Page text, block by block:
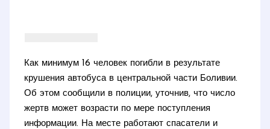
Как минимум 16 человек погибли в результате
крушения автобуса в центральной части Боливии.
Об этом сообщили в полиции, уточнив, что число
жертв может возрасти по мере поступления
информации. На месте работают спасатели и